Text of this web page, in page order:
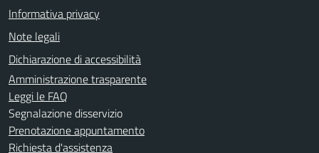
Informativa privacy
Note legali
Dichiarazione di accessibilità
Amministrazione trasparente
Leggi le FAQ
Segnalazione disservizio
Prenotazione appuntamento
Richiesta d'assistenza